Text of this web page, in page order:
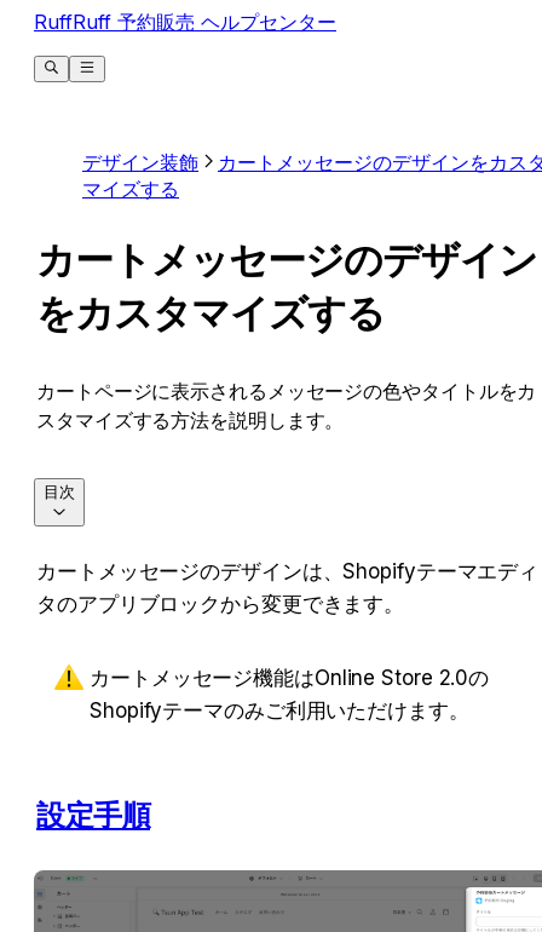
RuffRuff 予約販売 ヘルプセンター
デザイン装飾
カートメッセージのデザインをカス
マイズする
カートメッセージのデザイン
をカスタマイズする
カートページに表示されるメッセージの色やタイトルをカ
スタマイズする方法を説明します。
カートメッセージのデザインは、Shopifyテーマエディ
タのアプリブロックから変更できます。
カートメッセージ機能はOnline Store 2.0の
Shopifyテーマのみご利用いただけます。
設定手順
目次